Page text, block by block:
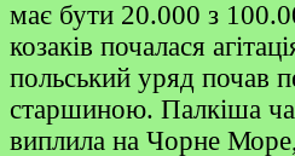
має бути 20.000 з
козаків почалася
польський уряд почав
старшиною. Палкіша
виплила на Чорне